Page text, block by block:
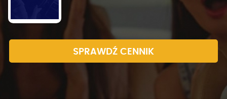
SPRAWDŹ CENNIK